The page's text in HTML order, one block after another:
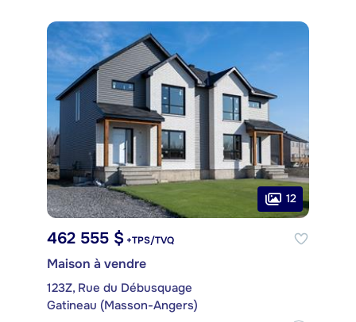
12
462 555 $ +TPS/TVQ
Maison à vendre
123Z, Rue du Débusquage
Gatineau (Masson-Angers)